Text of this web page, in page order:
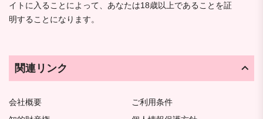
イトに入ることによって、あなたは18歳以上であることを証
明することになります。
関連リンク
会社概要
ご利用条件